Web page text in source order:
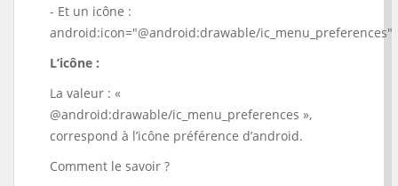
- Et un icône :
android:icon="@android:drawable/ic_menu_preferences"
L’icône :
La valeur : «
@android:drawable/ic_menu_preferences »,
correspond à l’icône préférence d’android.
Comment le savoir ?